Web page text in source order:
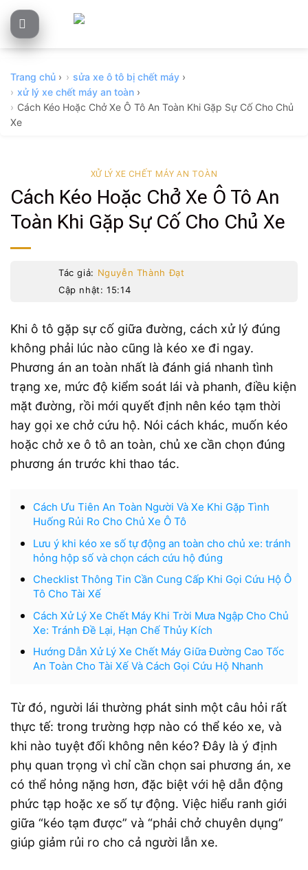
Skip
to
Trang chủ › sửa xe ô tô bị chết máy ›
xử lý xe chết máy an toàn ›
Cách Kéo Hoặc Chở Xe Ô Tô An Toàn Khi Gặp Sự Cố Cho Chủ
Xe
XỬ LÝ XE CHẾT MÁY AN TOÀN
Cách Kéo Hoặc Chở Xe Ô Tô An
Toàn Khi Gặp Sự Cố Cho Chủ Xe
Tác giả: Nguyễn Thành Đạt
Cập nhật: 15:14
Khi ô tô gặp sự cố giữa đường, cách xử lý đúng
không phải lúc nào cũng là kéo xe đi ngay.
Phương án an toàn nhất là đánh giá nhanh tình
trạng xe, mức độ kiểm soát lái và phanh, điều kiện
mặt đường, rồi mới quyết định nên kéo tạm thời
hay gọi xe chở cứu hộ. Nói cách khác, muốn kéo
hoặc chở xe ô tô an toàn, chủ xe cần chọn đúng
phương án trước khi thao tác.
Cách Ưu Tiên An Toàn Người Và Xe Khi Gặp Tình
Huống Rủi Ro Cho Chủ Xe Ô Tô
Lưu ý khi kéo xe số tự động an toàn cho chủ xe: tránh
hỏng hộp số và chọn cách cứu hộ đúng
Checklist Thông Tin Cần Cung Cấp Khi Gọi Cứu Hộ Ô
Tô Cho Tài Xế
Cách Xử Lý Xe Chết Máy Khi Trời Mưa Ngập Cho Chủ
Xe: Tránh Đề Lại, Hạn Chế Thủy Kích
Hướng Dẫn Xử Lý Xe Chết Máy Giữa Đường Cao Tốc
An Toàn Cho Tài Xế Và Cách Gọi Cứu Hộ Nhanh
Từ đó, người lái thường phát sinh một câu hỏi rất
thực tế: trong trường hợp nào có thể kéo xe, và
khi nào tuyệt đối không nên kéo? Đây là ý định
phụ quan trọng vì chỉ cần chọn sai phương án, xe
có thể hỏng nặng hơn, đặc biệt với hệ dẫn động
phức tạp hoặc xe số tự động. Việc hiểu ranh giới
giữa “kéo tạm được” và “phải chở chuyên dụng”
giúp giảm rủi ro cho cả người lẫn xe.